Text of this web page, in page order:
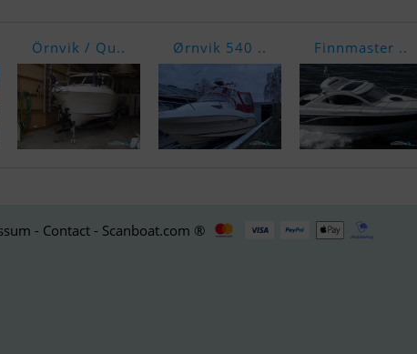
Örnvik / Qu.. Ørnvik 540 .. Finnmaster ..
- Contact - Scanboat.com ®